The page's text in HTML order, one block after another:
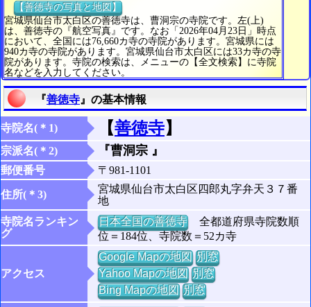
【善徳寺の写真と地図】
宮城県仙台市太白区の善徳寺は、曹洞宗の寺院です。左(上)
は、善徳寺の『航空写真』です。なお「2026年04月23日」時点
において、全国には76,660カ寺の寺院があります。宮城県には
940カ寺の寺院があります。宮城県仙台市太白区には33カ寺の寺
院があります。寺院の検索は、メニューの【全文検索】に寺院
名などを入力してください。
『善徳寺 』の基本情報
寺院名(＊1) 【善徳寺】
宗派名(＊2) 『曹洞宗 』
郵便番号 〒981-1101
住所(＊3)
宮城県仙台市太白区四郎丸字弁天３７番
地
寺院名ランキン
グ
日本全国の善徳寺全都道府県寺院数順
位＝184位、寺院数＝52カ寺
アクセス
Google Mapの地図 別窓
Yahoo Mapの地図 別窓
Bing Mapの地図 別窓